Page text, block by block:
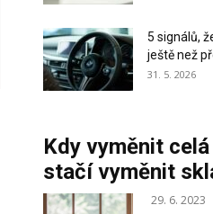
5 signálů,
ještě než
31. 5. 2026
Kdy vyměnit
stačí vyměnit
29. 6. 2023